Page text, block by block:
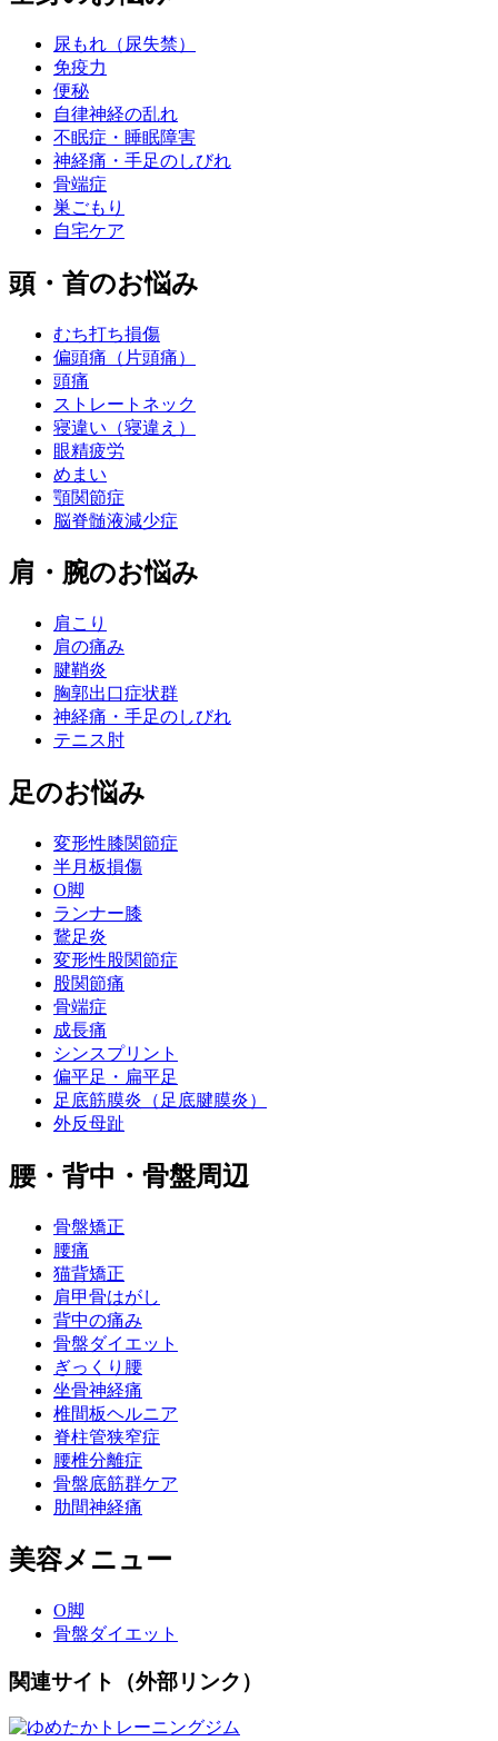
尿もれ（尿失禁）
免疫力
便秘
自律神経の乱れ
不眠症・睡眠障害
神経痛・手足のしびれ
骨端症
巣ごもり
自宅ケア
頭・首のお悩み
むち打ち損傷
偏頭痛（片頭痛）
頭痛
ストレートネック
寝違い（寝違え）
眼精疲労
めまい
顎関節症
脳脊髄液減少症
肩・腕のお悩み
肩こり
肩の痛み
腱鞘炎
胸郭出口症状群
神経痛・手足のしびれ
テニス肘
足のお悩み
変形性膝関節症
半月板損傷
O脚
ランナー膝
鵞足炎
変形性股関節症
股関節痛
骨端症
成長痛
シンスプリント
偏平足・扁平足
足底筋膜炎（足底腱膜炎）
外反母趾
腰・背中・骨盤周辺
骨盤矯正
腰痛
猫背矯正
肩甲骨はがし
背中の痛み
骨盤ダイエット
ぎっくり腰
坐骨神経痛
椎間板ヘルニア
脊柱管狭窄症
腰椎分離症
骨盤底筋群ケア
肋間神経痛
美容メニュー
O脚
骨盤ダイエット
関連サイト（外部リンク）